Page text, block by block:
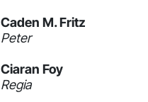
Caden M. Fritz
Peter
Ciaran Foy
Regia